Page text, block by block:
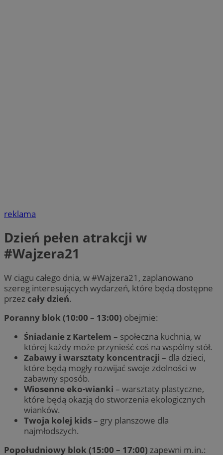
reklama
Dzień pełen atrakcji w
#Wajzera21
W ciągu całego dnia, w #Wajzera21, zaplanowano
szereg interesujących wydarzeń, które będą dostępne
przez cały dzień.
Poranny blok (10:00 – 13:00) obejmie:
Śniadanie z Kartelem – społeczna kuchnia, w
której każdy może przynieść coś na wspólny stół.
Zabawy i warsztaty koncentracji – dla dzieci,
które będą mogły rozwijać swoje zdolności w
zabawny sposób.
Wiosenne eko-wianki – warsztaty plastyczne,
które będą okazją do stworzenia ekologicznych
wianków.
Twoja kolej kids– gry planszowe dla
najmłodszych.
Popołudniowy blok (15:00 – 17:00) zapewni m.in.: